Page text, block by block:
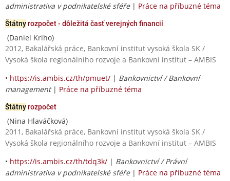
administrativa v podnikatelské sféře| Práce na příbuzné téma
Štátnyrozpočet - dôležitá časť verejných financií
(Daniel Kriho)
2012, Bakalářská práce, Bankovní institut vysoká škola SK /
Vysoká škola regionálního rozvoje a Bankovní institut – AMBIS
• https://is.ambis.cz/th/pmuet/ | Bankovnictví / Bankovní
management| Práce na příbuzné téma
Štátnyrozpočet
(Nina Hlaváčková)
2011, Bakalářská práce, Bankovní institut vysoká škola SK /
Vysoká škola regionálního rozvoje a Bankovní institut – AMBIS
• https://is.ambis.cz/th/tdq3k/ | Bankovnictví / Právní
administrativa v podnikatelské sféře| Práce na příbuzné téma